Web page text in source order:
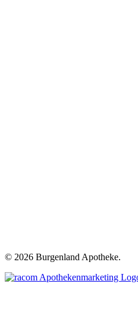
© 2026 Burgenland Apotheke.